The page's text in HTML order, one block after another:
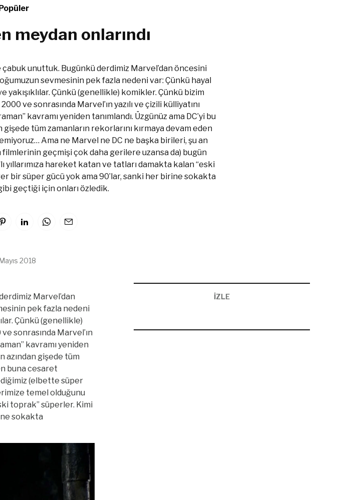
meydan onlarındı
çabuk unuttuk. Bugünkü derdimiz Marvel’dan öncesini
sevmesinin pek fazla nedeni var: Çünkü hayal
yakışıklılar. Çünkü (genellikle) komikler. Çünkü bizim
ve sonrasında Marvel’ın yazılı ve çizili külliyatını
kavramı yeniden tanımlandı. Üzgünüz ama DC’yi bu
gişede tüm zamanların rekorlarını kırmaya devam eden
Ama ne Marvel ne DC ne başka birileri, şu an
geçmişi çok daha gerilere uzansa da) bugün
yıllarımıza hareket katan ve tatları damakta kalan “eski
bir süper gücü yok ama 90’lar, sanki her birine sokakta
geçtiği için onları özledik.
2018
Marvel’dan
pek fazla nedeni
Çünkü (genellikle)
sonrasında Marvel’ın
kavramı yeniden
azından gişede tüm
buna cesaret
(elbette süper
temel olduğunu
toprak” süperler. Kimi
sokakta
İZLE